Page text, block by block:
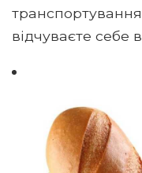
відчуваєте себе